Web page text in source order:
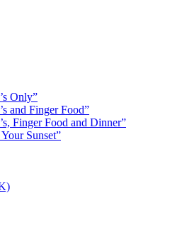
Only”
and Finger Food”
Finger Food and Dinner”
Sunset”